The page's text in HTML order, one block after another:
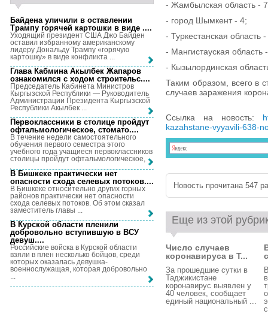
- Жамбылская область -
- город Шымкент - 4;
- Туркестанская область
- Мангистауская область
- Кызылординская
Таким образом, всего в
случаев заражения
Ссылка на новость:
kazahstane-vyyavili-638-
Новость прочитана 547
Еще из этой
Число случаев
коронавируса в Т...
За прошедшие сутки в
Таджикистане
коронавирус выявлен у
40 человек, сообщает
единый национальный ...
Байдена уличили в оставлении
Трампу горячей картошки в виде ....
Уходящий президент США Джо Байден
оставил избранному американскому
лидеру Дональду Трампу «горячую
картошку» в виде конфликта ...
Глава Кабмина Акылбек Жапаров
ознакомился с ходом строительс....
Председатель Кабинета Министров
Кыргызской Республики — Руководитель
Администрации Президента Кыргызской
Республики Акылбек ...
Первоклассники в столице пройдут
офтальмологическое, стомато....
В течение недели самостоятельного
обучения первого семестра этого
учебного года учащиеся первоклассников
столицы пройдут офтальмологическое, ...
В Бишкеке практически нет
опасности схода селевых потоков....
В Бишкеке относительно других горных
районов практически нет опасности
схода селевых потоков. Об этом сказал
заместитель главы ...
В Курской области пленили
добровольно вступившую в ВСУ
девуш....
Российские войска в Курской области
взяли в плен несколько бойцов, среди
которых оказалась девушка-
военнослужащая, которая добровольно
...